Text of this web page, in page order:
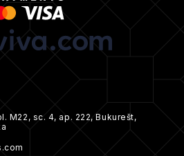
M22, sc. 4, ap. 222, Bukurešt,